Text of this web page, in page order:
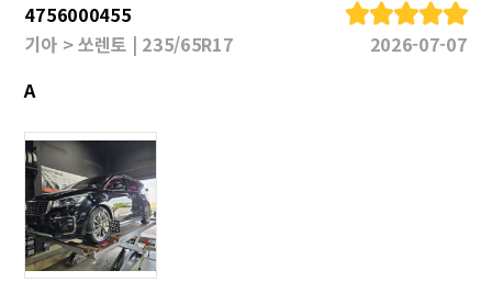
4756000455
기아 > 쏘렌토 | 235/65R17
2026-07-07
A